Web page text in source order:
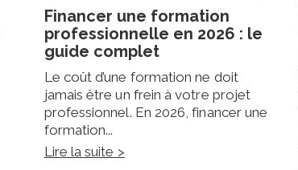
Financer une formation
professionnelle en 2026 : le
guide complet
Le coût d’une formation ne doit
jamais être un frein à votre projet
professionnel. En 2026, financer une
formation...
Lire la suite >
24 juin 2026
Référent harcèlement en
entreprise : rôle, obligations et
bonnes pratiques
23 juin 2026
Financer une formation
professionnelle en 2026 : le